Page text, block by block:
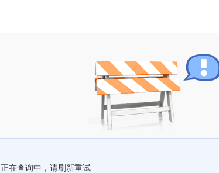
正在查询中，请刷新重试